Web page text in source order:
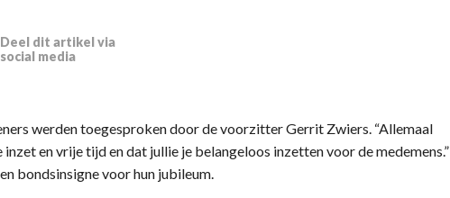
Deel dit artikel via
social media
werden toegesproken door de voorzitter Gerrit Zwiers. “Allemaal
en vrije tijd en dat jullie je belangeloos inzetten voor de medemens.”
bondsinsigne voor hun jubileum.